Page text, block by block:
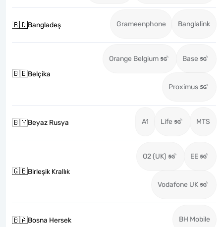
🇧🇩Bangladeş Grameenphone Banglalink
🇧🇪Belçika
Orange Belgium Base
Proximus
🇧🇾Beyaz Rusya A1 Life MTS
🇬🇧Birleşik Krallık
O2 (UK) EE
Vodafone UK
🇧🇦Bosna Hersek BH Mobile